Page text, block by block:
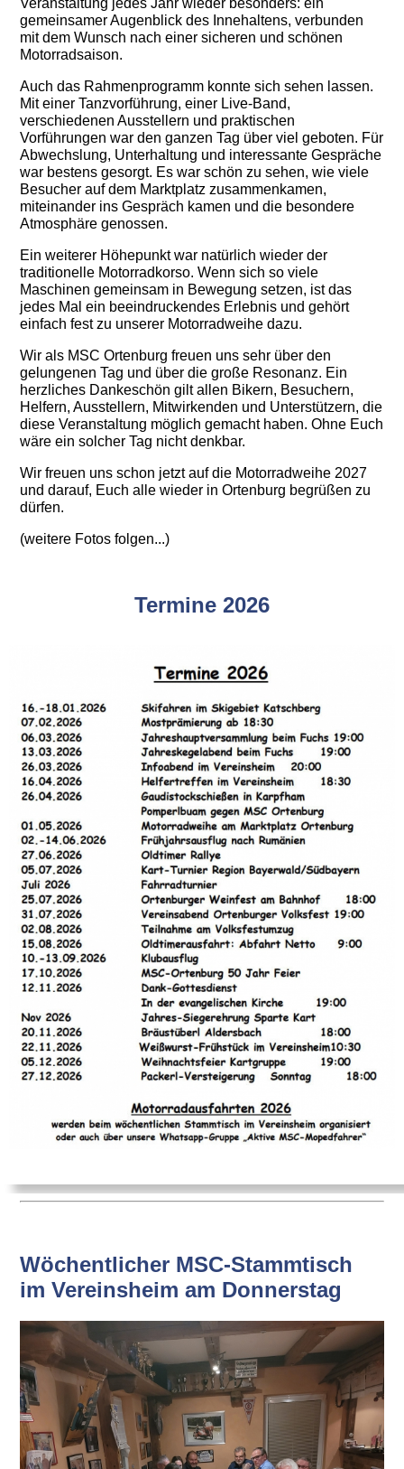
gemeinsamer Augenblick des Innehaltens, verbunden
mit dem Wunsch nach einer sicheren und schönen
Motorradsaison.
Auch das Rahmenprogramm konnte sich sehen lassen.
Mit einer Tanzvorführung, einer Live-Band,
verschiedenen Ausstellern und praktischen
Vorführungen war den ganzen Tag über viel geboten. Für
Abwechslung, Unterhaltung und interessante Gespräche
war bestens gesorgt. Es war schön zu sehen, wie viele
Besucher auf dem Marktplatz zusammenkamen,
miteinander ins Gespräch kamen und die besondere
Atmosphäre genossen.
Ein weiterer Höhepunkt war natürlich wieder der
traditionelle Motorradkorso. Wenn sich so viele
Maschinen gemeinsam in Bewegung setzen, ist das
jedes Mal ein beeindruckendes Erlebnis und gehört
einfach fest zu unserer Motorradweihe dazu.
Wir als MSC Ortenburg freuen uns sehr über den
gelungenen Tag und über die große Resonanz. Ein
herzliches Dankeschön gilt allen Bikern, Besuchern,
Helfern, Ausstellern, Mitwirkenden und Unterstützern, die
diese Veranstaltung möglich gemacht haben. Ohne Euch
wäre ein solcher Tag nicht denkbar.
Wir freuen uns schon jetzt auf die Motorradweihe 2027
und darauf, Euch alle wieder in Ortenburg begrüßen zu
dürfen.
(weitere Fotos folgen...)
Termine 2026
Wöchentlicher MSC-Stammtisch
im Vereinsheim am Donnerstag